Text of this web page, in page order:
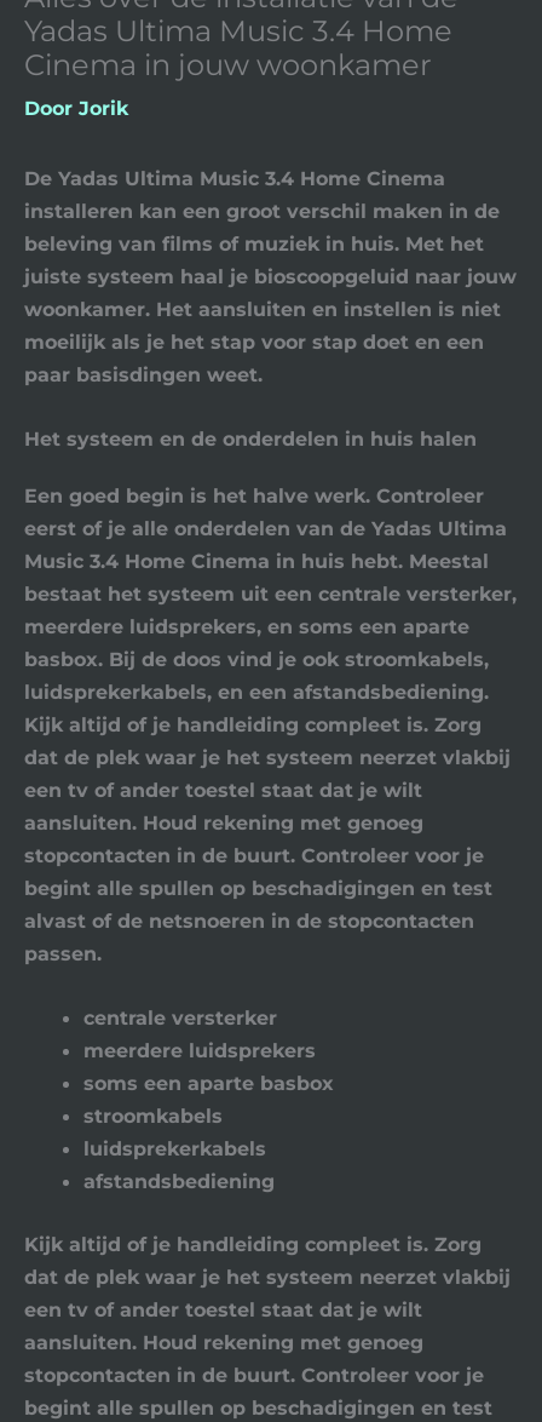
Yadas Ultima Music 3.4 Home
Cinema in jouw woonkamer
Door Jorik
De Yadas Ultima Music 3.4 Home Cinema
installeren kan een groot verschil maken in de
beleving van films of muziek in huis. Met het
juiste systeem haal je bioscoopgeluid naar jouw
woonkamer. Het aansluiten en instellen is niet
moeilijk als je het stap voor stap doet en een
paar basisdingen weet.
Het systeem en de onderdelen in huis halen
Een goed begin is het halve werk. Controleer
eerst of je alle onderdelen van de Yadas Ultima
Music 3.4 Home Cinema in huis hebt. Meestal
bestaat het systeem uit een centrale versterker,
meerdere luidsprekers, en soms een aparte
basbox. Bij de doos vind je ook stroomkabels,
luidsprekerkabels, en een afstandsbediening.
Kijk altijd of je handleiding compleet is. Zorg
dat de plek waar je het systeem neerzet vlakbij
een tv of ander toestel staat dat je wilt
aansluiten. Houd rekening met genoeg
stopcontacten in de buurt. Controleer voor je
begint alle spullen op beschadigingen en test
alvast of de netsnoeren in de stopcontacten
passen.
centrale versterker
meerdere luidsprekers
soms een aparte basbox
stroomkabels
luidsprekerkabels
afstandsbediening
Kijk altijd of je handleiding compleet is. Zorg
dat de plek waar je het systeem neerzet vlakbij
een tv of ander toestel staat dat je wilt
aansluiten. Houd rekening met genoeg
stopcontacten in de buurt. Controleer voor je
begint alle spullen op beschadigingen en test